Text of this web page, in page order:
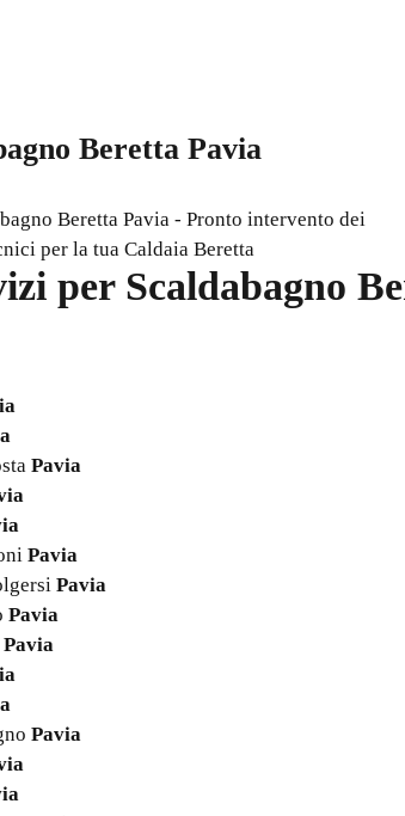
Beretta Pavia
per Scaldabagno
Pavia
Pavia
Pavia
Pavia
Pavia
Pavia